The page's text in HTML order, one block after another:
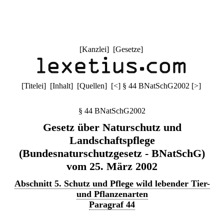
[Kanzlei] [Gesetze]
[Titelei] [Inhalt] [Quellen] [<] § 44 BNatSchG2002 [>]
§ 44 BNatSchG2002
Gesetz über Naturschutz und
Landschaftspflege
(Bundesnaturschutzgesetz - BNatSchG)
vom 25. März 2002
Abschnitt 5. Schutz und Pflege wild lebender Tier-
und Pflanzenarten
Paragraf 44